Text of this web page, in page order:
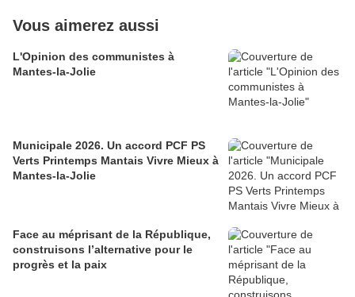
Vous aimerez aussi
L'Opinion des communistes à
Mantes-la-Jolie
Municipale 2026. Un accord PCF PS
Verts Printemps Mantais Vivre Mieux à
Mantes-la-Jolie
Face au méprisant de la République,
construisons l’alternative pour le
progrès et la paix